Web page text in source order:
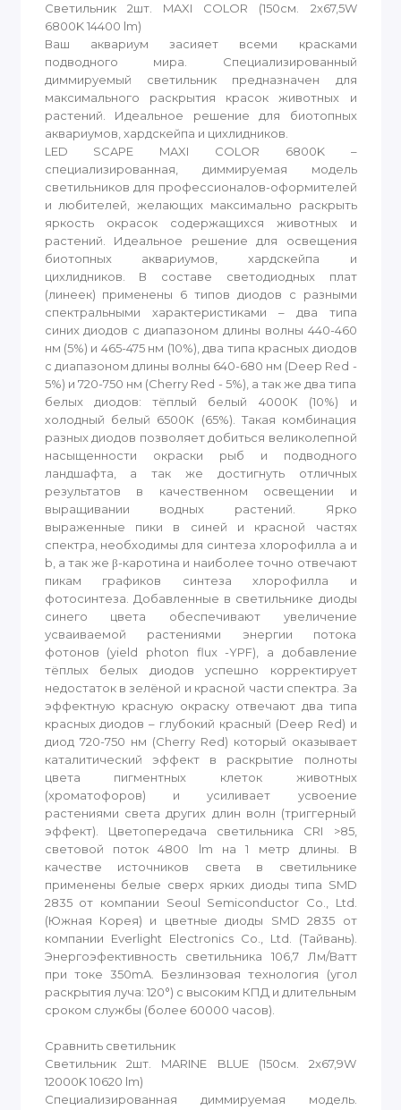
Светильник 2шт. MAXI COLOR (150см. 2x67,5W
6800K 14400 lm)
Ваш аквариум засияет всеми красками
подводного мира. Специализированный
диммируемый светильник предназначен для
максимального раскрытия красок животных и
растений. Идеальное решение для биотопных
аквариумов, хардскейпа и цихлидников.
LED SCAPE MAXI COLOR 6800K –
специализированная, диммируемая модель
светильников для профессионалов-оформителей
и любителей, желающих максимально раскрыть
яркость окрасок содержащихся животных и
растений. Идеальное решение для освещения
биотопных аквариумов, хардскейпа и
цихлидников. В составе светодиодных плат
(линеек) применены 6 типов диодов с разными
спектральными характеристиками – два типа
синих диодов с диапазоном длины волны 440-460
нм (5%) и 465-475 нм (10%), два типа красных диодов
с диапазоном длины волны 640-680 нм (Deep Red -
5%) и 720-750 нм (Cherry Red - 5%), а так же два типа
белых диодов: тёплый белый 4000К (10%) и
холодный белый 6500К (65%). Такая комбинация
разных диодов позволяет добиться великолепной
насыщенности окраски рыб и подводного
ландшафта, а так же достигнуть отличных
результатов в качественном освещении и
выращивании водных растений. Ярко
выраженные пики в синей и красной частях
спектра, необходимы для синтеза хлорофилла a и
b, а так же β-каротина и наиболее точно отвечают
пикам графиков синтеза хлорофилла и
фотосинтеза. Добавленные в светильнике диоды
синего цвета обеспечивают увеличение
усваиваемой растениями энергии потока
фотонов (yield photon flux -YPF), а добавление
тёплых белых диодов успешно корректирует
недостаток в зелёной и красной части спектра. За
эффектную красную окраску отвечают два типа
красных диодов – глубокий красный (Deep Red) и
диод 720-750 нм (Cherry Red) который оказывает
каталитический эффект в раскрытие полноты
цвета пигментных клеток животных
(хроматофоров) и усиливает усвоение
растениями света других длин волн (триггерный
эффект). Цветопередача светильника CRI >85,
световой поток 4800 lm на 1 метр длины. В
качестве источников света в светильнике
применены белые сверх ярких диоды типа SMD
2835 от компании Seoul Semiconductor Co., Ltd.
(Южная Корея) и цветные диоды SMD 2835 от
компании Everlight Electronics Co., Ltd. (Тайвань).
Энергоэфективность светильника 106,7 Лм/Ватт
при токе 350mA. Безлинзовая технология (угол
раскрытия луча: 120°) с высоким КПД и длительным
сроком службы (более 60000 часов).
Сравнить светильник
Светильник 2шт. MARINE BLUE (150см. 2x67,9W
12000K 10620 lm)
Специализированная диммируемая модель.